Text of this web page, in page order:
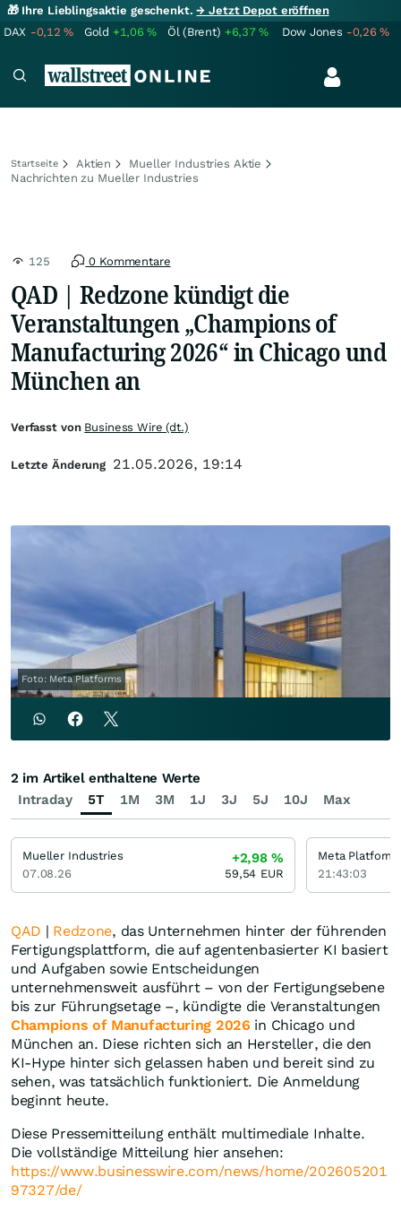
🎁 Ihre Lieblingsaktie geschenkt.→ Jetzt Depot eröffnen
DAX -0,12% Gold +1,06% Öl (Brent) +6,37% Dow Jones -0,26%
Startseite Aktien
Mueller Industries Aktie
Nachrichten zu Mueller Industries
125 0 Kommentare
QAD | Redzone kündigt die
Veranstaltungen „Champions of
Manufacturing 2026“ in Chicago und
München an
Foto: Meta Platforms
QAD | Redzone, das Unternehmen hinter der führenden
Fertigungsplattform, die auf agentenbasierter KI basiert
und Aufgaben sowie Entscheidungen
unternehmensweit ausführt – von der Fertigungsebene
bis zur Führungsetage –, kündigte die Veranstaltungen
Champions of Manufacturing 2026 in Chicago und
München an. Diese richten sich an Hersteller, die den
KI-Hype hinter sich gelassen haben und bereit sind zu
sehen, was tatsächlich funktioniert. Die Anmeldung
beginnt heute.
Diese Pressemitteilung enthält multimediale Inhalte.
Die vollständige Mitteilung hier ansehen:
https://www.businesswire.com/news/home/202605201
97327/de/
Verfasst von Business Wire (dt.)
Letzte Änderung 21.05.2026, 19:14
Intraday 5T 1M 3M 1J 3J 5J 10J Max
2 im Artikel enthaltene Werte
Mueller Industries
07.08.26
+2,98%
59,54 EUR
Meta
21:43:03